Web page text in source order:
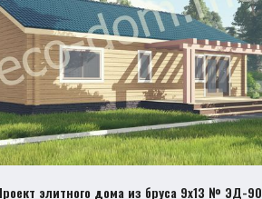
элитного дома из бруса 9х13 № ЭД-90